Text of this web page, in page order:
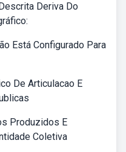
Deriva Do
Está Configurado Para
De Articulacao E
Produzidos E
Coletiva